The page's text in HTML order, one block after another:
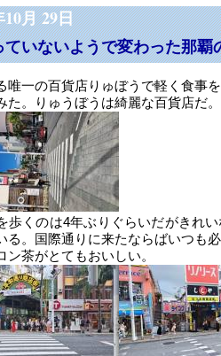
月 29日
ていないようで変わった那覇
唯一の百貨店りゅぼうで軽く食事
た。りゅうぼうは綺麗な百貨店だ。
歩くのは4年ぶりぐらいだがきれ
る。国際通りに来たならばいつも
ン茶がとてもおいしい。